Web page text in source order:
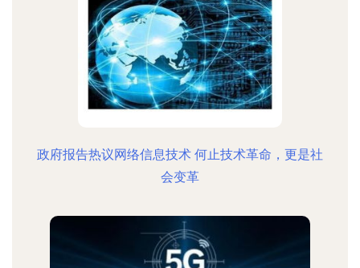
政府报告热议网络信息技术 何止技术革命，更是社
会变革